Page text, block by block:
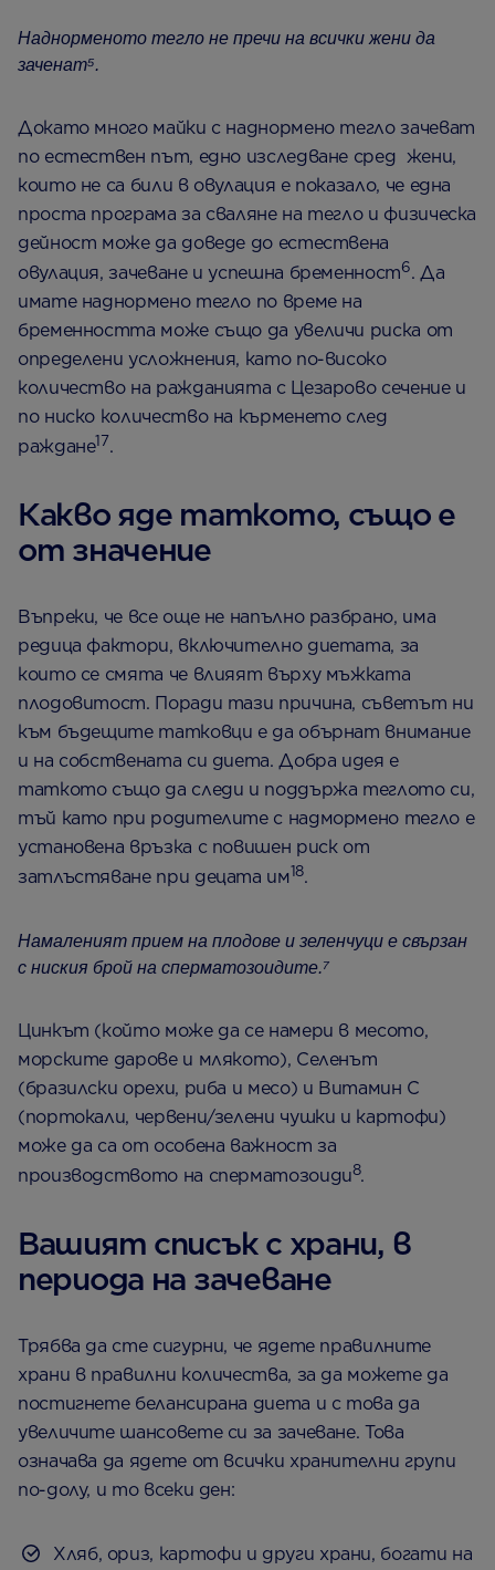
Наднорменото тегло не пречи на всички жени да
заченат⁵.
Докато много майки с наднормено тегло зачеват
по естествен път, едно изследване сред жени,
които не са били в овулация е показало, че една
проста програма за сваляне на тегло и физическа
дейност може да доведе до естествена
овулация, зачеване и успешна бременност6. Да
имате наднормено тегло по време на
бременността може също да увеличи риска от
определени усложнения, като по-високо
количество на ражданията с Цезарово сечение и
по ниско количество на кърменето след
раждане17.
Какво яде таткото, също е
от значение
Въпреки, че все още не напълно разбрано, има
редица фактори, включително диетата, за
които се смята че влияят върху мъжката
плодовитост. Поради тази причина, съветът ни
към бъдещите татковци е да обърнат внимание
и на собствената си диета. Добра идея е
таткото също да следи и поддържа теглото си,
тъй като при родителите с надмормено тегло е
установена връзка с повишен риск от
затлъстяване при децата им18.
Намаленият прием на плодове и зеленчуци е свързан
с ниския брой на сперматозоидите.⁷
Цинкът (който може да се намери в месото,
морските дарове и млякото), Селенът
(бразилски орехи, риба и месо) и Витамин C
(портокали, червени/зелени чушки и картофи)
може да са от особена важност за
производството на сперматозоиди8.
Вашият списък с храни, в
периода на зачеване
Трябва да сте сигурни, че ядете правилните
храни в правилни количества, за да можете да
постигнете белансирана диета и с това да
увеличите шансовете си за зачеване. Това
означава да ядете от всички хранителни групи
по-долу, и то всеки ден:
Хляб, ориз, картофи и други храни, богати на